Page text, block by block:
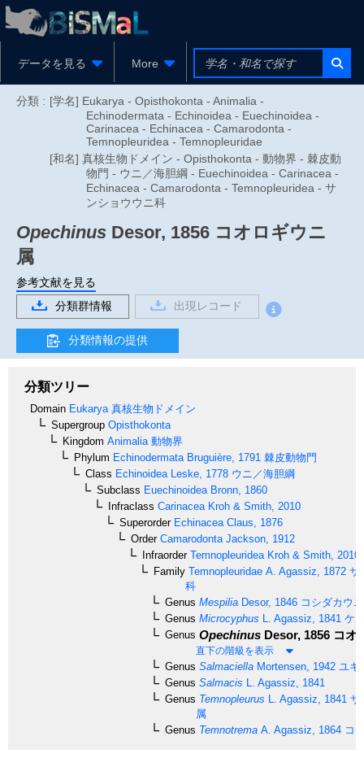
データを見る More
分類 : [学名] Eukarya - Opisthokonta - Animalia -
Echinodermata - Echinoidea - Euechinoidea -
Carinacea - Echinacea - Camarodonta -
Temnopleuridea - Temnopleuridae
[和名] 真核生物ドメイン - Opisthokonta - 動物界 - 棘皮動
物門 - ウニ／海胆綱 - Euechinoidea - Carinacea -
Echinacea - Camarodonta - Temnopleuridea - サ
ンショウウニ科
Opechinus Desor, 1856 コオロギウニ
属
参考文献を見る
分類群情報
出現レコード
分類情報の提供
分類ツリー
Domain Eukarya 真核生物ドメイン
Supergroup Opisthokonta
Kingdom Animalia 動物界
Phylum Echinodermata Bruguière, 1791 棘皮動物門
Class Echinoidea Leske, 1778 ウニ／海胆綱
Subclass Euechinoidea Bronn, 1860
Infraclass Carinacea Kroh & Smith, 2010
SuperorderEchinacea Claus, 1876
OrderCamarodonta Jackson, 1912
InfraorderTemnopleuridea Kroh & Smith, 2010
Family Temnopleuridae A. Agassiz, 1872 サ
科
Genus Mespilia Desor, 1846 コシダカウ
Genus Microcyphus L. Agassiz, 1841 ケ
Genus Opechinus Desor, 1856 コオ
直下の階級を表示
Genus Salmaciella Mortensen, 1942 ユキ
Genus Salmacis L. Agassiz, 1841
Genus Temnopleurus L. Agassiz, 1841 サ
属
Genus Temnotrema A. Agassiz, 1864 コ